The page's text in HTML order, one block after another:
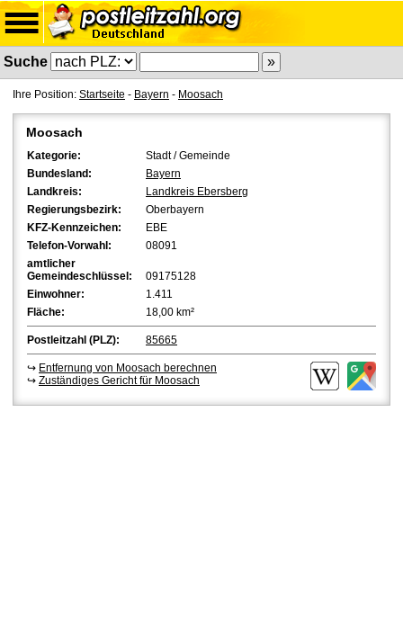
Suche
Ihre Position: Startseite - Bayern - Moosach
Moosach
Kategorie:
Stadt / Gemeinde
Bundesland:
Bayern
Landkreis:
Landkreis Ebersberg
Regierungsbezirk:
Oberbayern
KFZ-Kennzeichen:
EBE
Telefon-Vorwahl:
08091
amtlicher
Gemeindeschlüssel:
09175128
Einwohner:
1.411
Fläche:
18,00 km²
Postleitzahl (PLZ): 85665
↪ Entfernung von Moosach berechnen
↪ Zuständiges Gericht für Moosach